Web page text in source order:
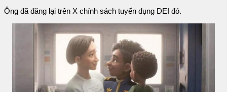
Ông đã đăng lại trên X chính sách tuyển dụng DEI đó.